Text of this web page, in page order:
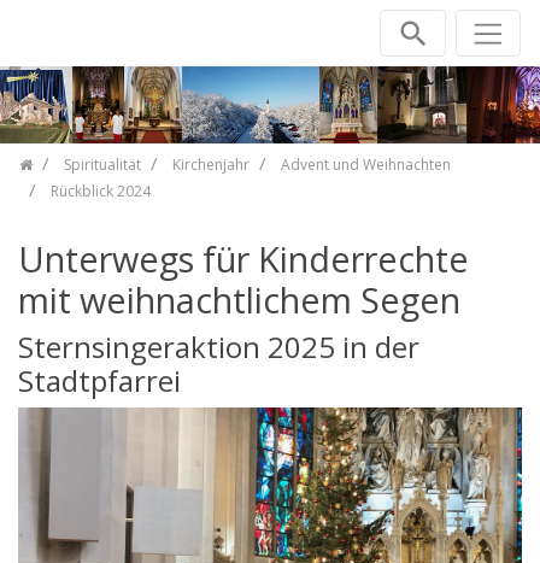
Zum Inhalt springen
Spiritualität Kirchenjahr
Advent und Weihnachten
Rückblick 2024
Unterwegs für Kinderrechte
mit weihnachtlichem Segen
Sternsingeraktion 2025 in der
Stadtpfarrei